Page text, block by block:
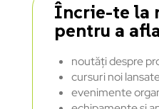
Încrie-te la
pentru a
noutăți despre
cursuri noi
evenimente